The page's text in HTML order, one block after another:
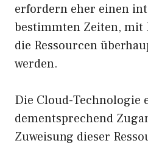
erfordern eher einen
bestimmten Zeiten, mit
die Ressourcen
werden.
Die Cloud-Technologie
dementsprechend
Zuweisung dieser